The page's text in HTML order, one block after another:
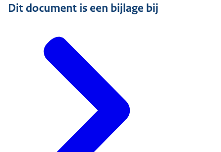
Dit document is een bijlage bij